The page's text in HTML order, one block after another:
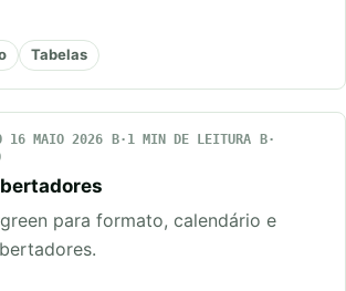
Tabelas
16 MAIO 2026
1 MIN DE LEITURA
para formato, calendário e